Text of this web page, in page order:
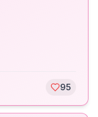
95